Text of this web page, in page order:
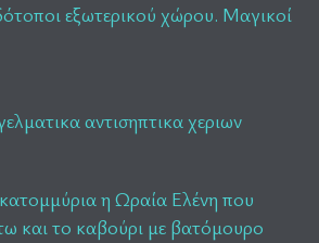
εξωτερικού χώρου. Μαγικοί
αντισηπτικα χεριων
η Ωραία Ελένη που
και το καβούρι με βατόμουρο